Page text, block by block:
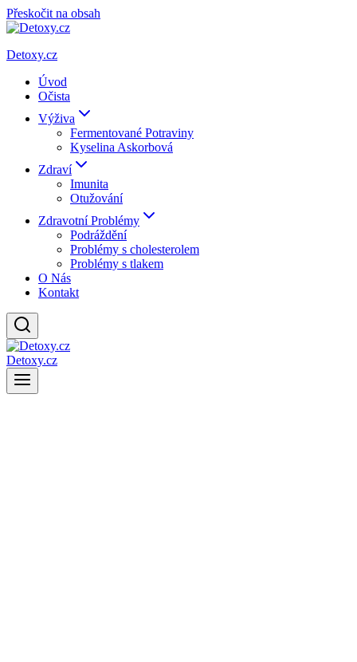
Přeskočit na obsah
Detoxy.cz
Úvod
Očista
Výživa
Fermentované Potraviny
Kyselina Askorbová
Zdraví
Imunita
Otužování
Zdravotní Problémy
Podráždění
Problémy s cholesterolem
Problémy s tlakem
O Nás
Kontakt
Detoxy.cz